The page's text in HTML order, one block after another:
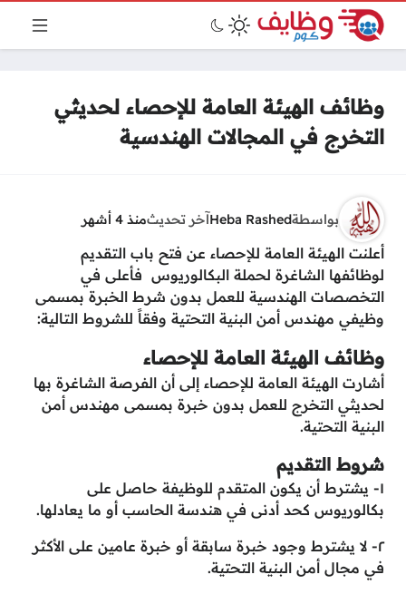
وظائف الهيئة العامة للإحصاء لحديثي
التخرج في المجالات الهندسية
بواسطةHeba Rashedآخر تحديثمنذ 4 أشهر
أعلنت الهيئة العامة للإحصاء عن فتح باب التقديم
لوظائفها الشاغرة لحملة البكالوريوس فأعلى في
التخصصات الهندسية للعمل بدون شرط الخبرة بمسمى
وظيفي مهندس أمن البنية التحتية وفقاً للشروط التالية:
وظائف الهيئة العامة للإحصاء
أشارت الهيئة العامة للإحصاء إلى أن الفرصة الشاغرة بها
لحديثي التخرج للعمل بدون خبرة بمسمى مهندس أمن
البنية التحتية.
شروط التقديم
١- يشترط أن يكون المتقدم للوظيفة حاصل على
بكالوريوس كحد أدنى في هندسة الحاسب أو ما يعادلها.
٢- لا يشترط وجود خبرة سابقة أو خبرة عامين على الأكثر
في مجال أمن البنية التحتية.